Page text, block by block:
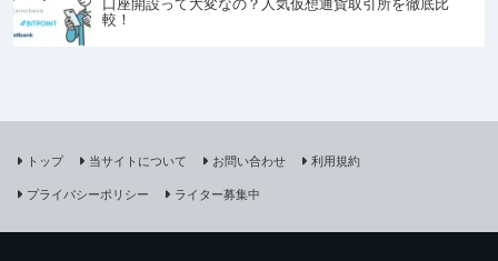
較！
トップ 当サイトについて お問い合わせ
利用規約
プライバシーポリシー
ライター募集中